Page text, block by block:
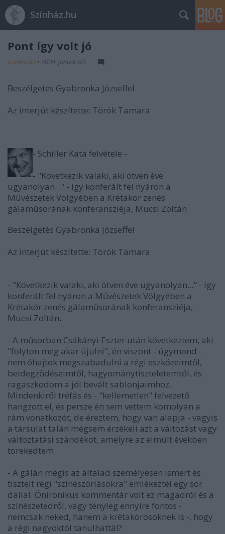
Színház.hu
Pont így volt jó
szinhazhu • 2004. január 02.
Beszélgetés Gyabronka Józseffel
Az interjút készítette: Török Tamara
- Schiller Kata felvétele -
- "Következik valaki, aki ötven éve
ugyanolyan..." - így konferált fel nyáron a
Mûvészetek Völgyében a Krétakör zenés
gálamûsorának konferansziéja, Mucsi Zoltán.
Beszélgetés Gyabronka Józseffel
Az interjút készítette: Török Tamara
- "Következik valaki, aki ötven éve ugyanolyan..." - így
konferált fel nyáron a Művészetek Völgyében a
Krétakör zenés gálaműsorának konferansziéja,
Mucsi Zoltán.
- A műsorban Csákányi Eszter után következtem, aki
"folyton meg akar újulni", én viszont - úgymond -
nem óhajtok megszabadulni a régi eszközeimtől,
beidegződéseimtől, hagyománytiszteletemtől, és
ragaszkodom a jól bevált sablonjaimhoz.
Mindenkiről tréfás és - "kellemetlen" felvezető
hangzott el, és persze én sem vettem komolyan a
rám vonatkozót, de éreztem, hogy van alapja - vagyis
a társulat talán mégsem érzékeli azt a változást vagy
változtatási szándékot, amelyre az elmúlt években
törekedtem.
- A gálán mégis az általad személyesen ismert és
tisztelt régi "színészóriásokra" emlékeztél egy sor
dallal. Önironikus kommentár volt ez magadról és a
színészetedről, vagy tényleg ennyire fontos -
nemcsak neked, hanem a krétakörösöknek is -, hogy
a régi nagyoktól tanulhattál?